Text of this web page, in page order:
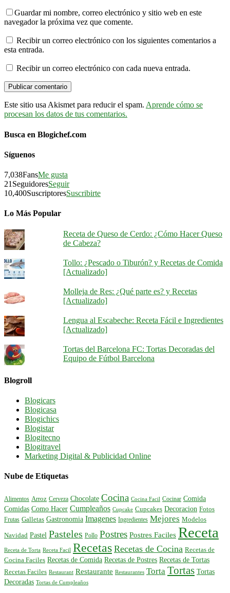
Guardar mi nombre, correo electrónico y sitio web en este
navegador la próxima vez que comente.
Recibir un correo electrónico con los siguientes comentarios a
esta entrada.
Recibir un correo electrónico con cada nueva entrada.
Este sitio usa Akismet para reducir el spam. Aprende cómo se
procesan los datos de tus comentarios.
Busca en Blogichef.com
Síguenos
7,038FansMe gusta
21 SeguidoresSeguir
10,400SuscriptoresSuscribirte
Lo Más Popular
Receta de Queso de Cerdo: ¿Cómo Hacer Queso
de Cabeza?
Tollo: ¿Pescado o Tiburón? y Recetas de Comida
[Actualizado]
Molleja de Res: ¿Qué parte es? y Recetas
[Actualizado]
Lengua al Escabeche: Receta Fácil e Ingredientes
[Actualizado]
Tortas del Barcelona FC: Tortas Decoradas del
Equipo de Fútbol Barcelona
Blogroll
Blogicars
Blogicasa
Blogichics
Blogistar
Blogitecno
Blogitravel
Marketing Digital & Publicidad Online
Nube de Etiquetas
Alimentos Arroz Cerveza Chocolate Cocina Cocina Facil Cocinar Comida
Comidas Como Hacer Cumpleaños Cupcake Cupcakes Decoracion Fotos
Frutas Galletas Gastronomia Imagenes Ingredientes Mejores Modelos
Navidad Pastel Pasteles Pollo Postres Postres Faciles Receta
Receta de Torta Receta Facil Recetas Recetas de Cocina Recetas de
Cocina Faciles Recetas de Comida Recetas de Postres Recetas de Tortas
Recetas Faciles Restaurant Restaurante Restaurantes Torta Tortas Tortas
Decoradas Tortas de Cumpleaños